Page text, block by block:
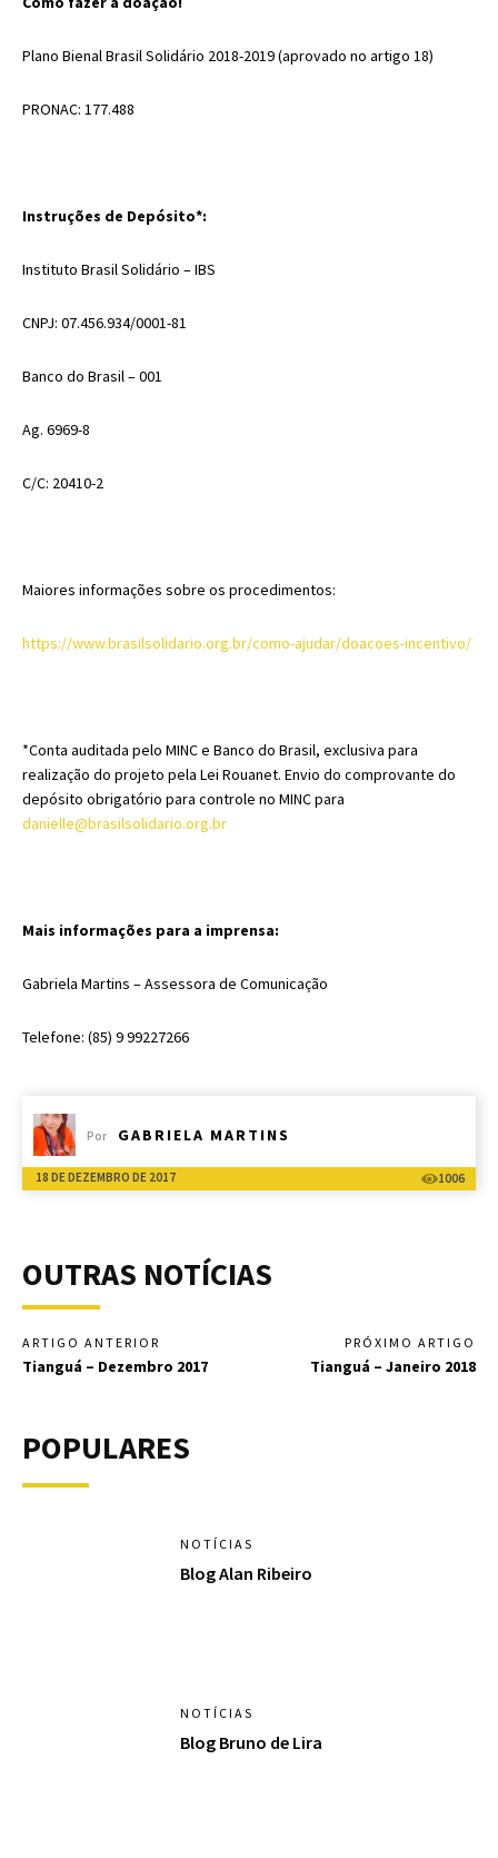
Plano Bienal Brasil Solidário 2018-2019 (aprovado no artigo 18)
PRONAC: 177.488
Instruções de Depósito*:
Instituto Brasil Solidário – IBS
CNPJ: 07.456.934/0001-81
Banco do Brasil – 001
Ag. 6969-8
C/C: 20410-2
Maiores informações sobre os procedimentos:
https://www.brasilsolidario.org.br/como-ajudar/doacoes-incentivo/
*Conta auditada pelo MINC e Banco do Brasil, exclusiva para
realização do projeto pela Lei Rouanet. Envio do comprovante do
depósito obrigatório para controle no MINC para
danielle@brasilsolidario.org.br
Mais informações para a imprensa:
Gabriela Martins – Assessora de Comunicação
Telefone: (85) 9 99227266
Por GABRIELA MARTINS
18 DE DEZEMBRO DE 2017 1006
OUTRAS NOTÍCIAS
ARTIGO ANTERIOR
Tianguá – Dezembro 2017
PRÓXIMO ARTIGO
Tianguá – Janeiro 2018
POPULARES
NOTÍCIAS
Blog Alan Ribeiro
NOTÍCIAS
Blog Bruno de Lira